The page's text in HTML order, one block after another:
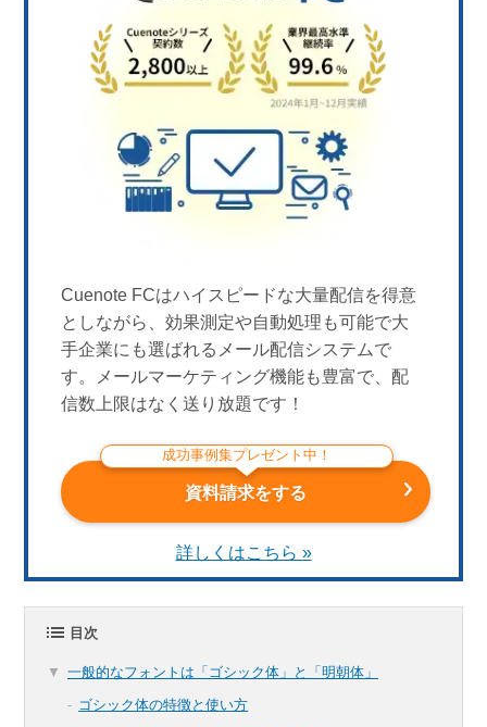
Cuenote FCはハイスピードな大量配信を得意
としながら、効果測定や自動処理も可能で大
手企業にも選ばれるメール配信システムで
す。メールマーケティング機能も豊富で、配
信数上限はなく送り放題です！
成功事例集プレゼント中！
資料請求をする
詳しくはこちら »
目次
一般的なフォントは「ゴシック体」と「明朝体」
ゴシック体の特徴と使い方